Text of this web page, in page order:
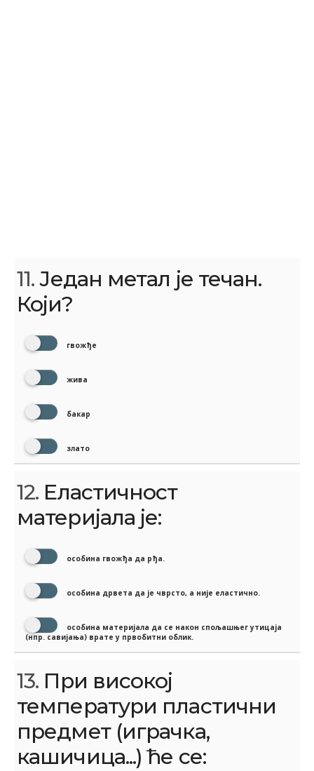
11.Један метал је течан.
Који?
гвожђе
жива
бакар
злато
12. Еластичност
материјала је:
особина гвожђа да рђа.
особина дрвета да је чврсто, а није еластично.
особина материјала да се након спољашњег утицаја
(нпр. савијања) врате у првобитни облик.
13. При високој
температури пластични
предмет (играчка,
кашичица...) ће се: